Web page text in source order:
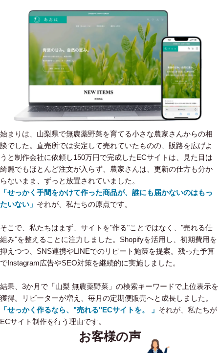
始まりは、山梨県で無農薬野菜を育てる小さな農家さんからの相
談でした。直売所では安定して売れていたものの、販路を広げよ
うと制作会社に依頼し150万円で完成したECサイトは、見た目は
綺麗でもほとんど注文が入らず、農家さんは、更新の仕方も分か
らないまま、ずっと放置されていました。
「せっかく手間をかけて作った商品が、誰にも届かないのはもっ
たいない」 それが、私たちの原点です。
そこで、私たちはまず、サイトを"作る"ことではなく、"売れる仕
組み"を整えることに注力しました。Shopifyを活用し、初期費用を
抑えつつ、SNS連携やLINEでのリピート施策を提案。残った予算
でInstagram広告やSEO対策を継続的に実施しました。
結果、3か月で「山梨 無農薬野菜」の検索キーワードで上位表示を
獲得。リピーターが増え、毎月の定期便販売へと成長しました。
「せっかく作るなら、"売れる"ECサイトを。 」 それが、私たちが
ECサイト制作を行う理由です。
お客様の声